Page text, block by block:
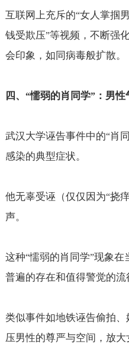
互联网上充斥的“女人掌掴
钱受欺压”等视频，不断强
会印象，如同病毒般扩散。
四、 “懦弱的肖同学”：男性
武汉大学诬告事件中的“肖
感染的典型症状。
他无辜受诬（仅仅因为“挠
声。
这种“懦弱的肖同学”现象在
普遍的存在和值得警觉的流
类似事件如地铁诬告偷拍
压男性的尊严与空间，放